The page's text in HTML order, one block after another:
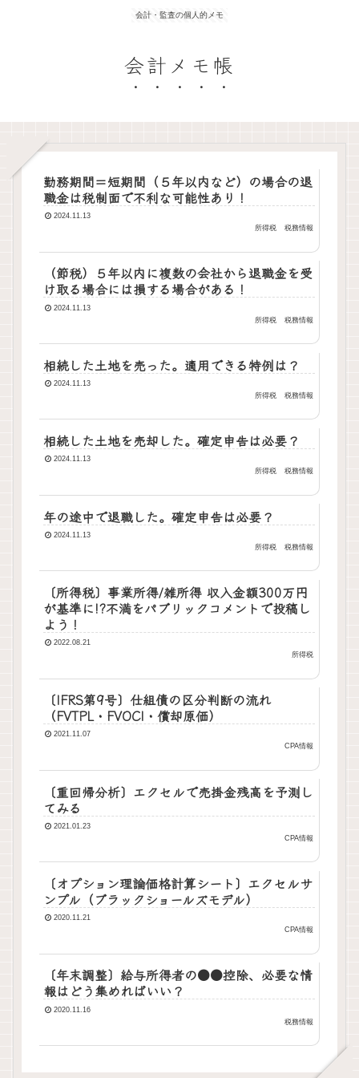
会計・監査の個人的メモ
会計メモ帳
勤務期間＝短期間（５年以内など）の場合の退
職金は税制面で不利な可能性あり！
2024.11.13
所得税
税務情報
（節税）５年以内に複数の会社から退職金を受
け取る場合には損する場合がある！
2024.11.13
所得税
税務情報
相続した土地を売った。適用できる特例は？
2024.11.13
所得税
税務情報
相続した土地を売却した。確定申告は必要？
2024.11.13
所得税
税務情報
年の途中で退職した。確定申告は必要？
2024.11.13
所得税
税務情報
〔所得税〕事業所得/雑所得 収入金額300万円
が基準に!?不満をパブリックコメントで投稿し
よう！
2022.08.21
所得税
〔IFRS第9号〕仕組債の区分判断の流れ
（FVTPL・FVOCI・償却原価）
2021.11.07
CPA情報
〔重回帰分析〕エクセルで売掛金残高を予測し
てみる
2021.01.23
CPA情報
〔オプション理論価格計算シート〕エクセルサ
ンプル（ブラックショールズモデル）
2020.11.21
CPA情報
〔年末調整〕給与所得者の●●控除、必要な情
報はどう集めればいい？
2020.11.16
税務情報